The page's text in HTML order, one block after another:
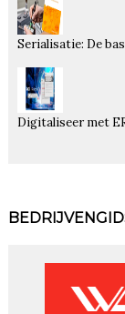
Serialisatie: De
Digitaliseer met